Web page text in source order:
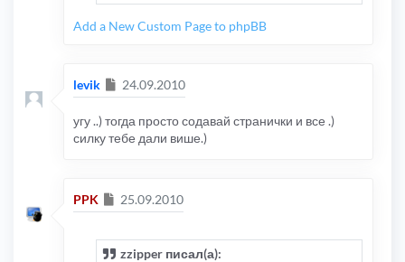
Add a New Custom Page to phpBB
levik Сообщение
24.09.2010
угу ..) тогда просто содавай странички и все .)
силку тебе дали више.)
PPK Сообщение
25.09.2010
zzipper писал(а):